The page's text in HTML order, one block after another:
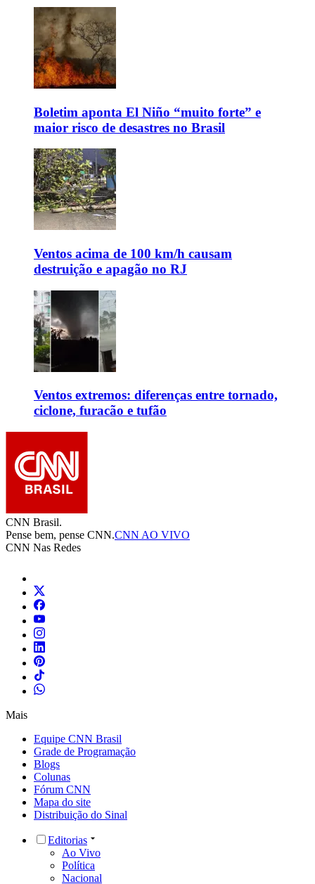
Boletim aponta El Niño “muito forte” e
maior risco de desastres no Brasil
Ventos acima de 100 km/h causam
destruição e apagão no RJ
Ventos extremos: diferenças entre tornado,
ciclone, furacão e tufão
CNN Brasil.
Pense bem, pense CNN.CNN AO VIVO
CNN Nas Redes
Mais
Equipe CNN Brasil
Grade de Programação
Blogs
Colunas
Fórum CNN
Mapa do site
Distribuição do Sinal
Editorias
Ao Vivo
Política
Nacional